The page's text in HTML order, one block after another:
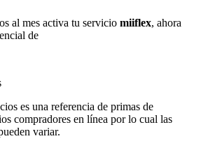
al mes activa tu servicio miiflex, ahora
de
es una referencia de primas de
compradores en línea por lo cual las
variar.